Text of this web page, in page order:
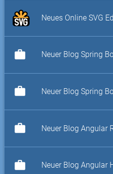
Neues Online SVG
work Neuer Blog Spring
work Neuer Blog Spring
work Neuer Blog Angular
work Neuer Blog Angular